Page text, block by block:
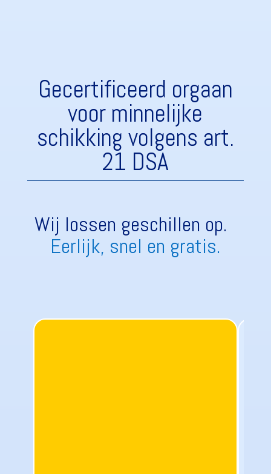
Gecertificeerd orgaan
voor minnelijke
schikking volgens art.
21 DSA
Wij lossen geschillen op.
Eerlijk, snel en gratis.